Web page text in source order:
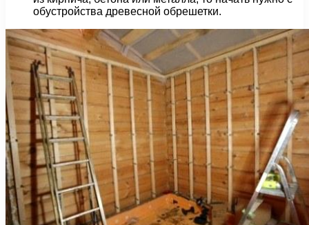
обустройства древесной обрешетки.